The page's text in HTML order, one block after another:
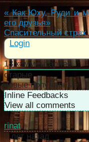
«Как Юху, Руди и
его друзья»
Спасительный страх
Login
18комментариев
старые
новые популярные
Inline Feedbacks
View all comments
rinat
7 лет назад